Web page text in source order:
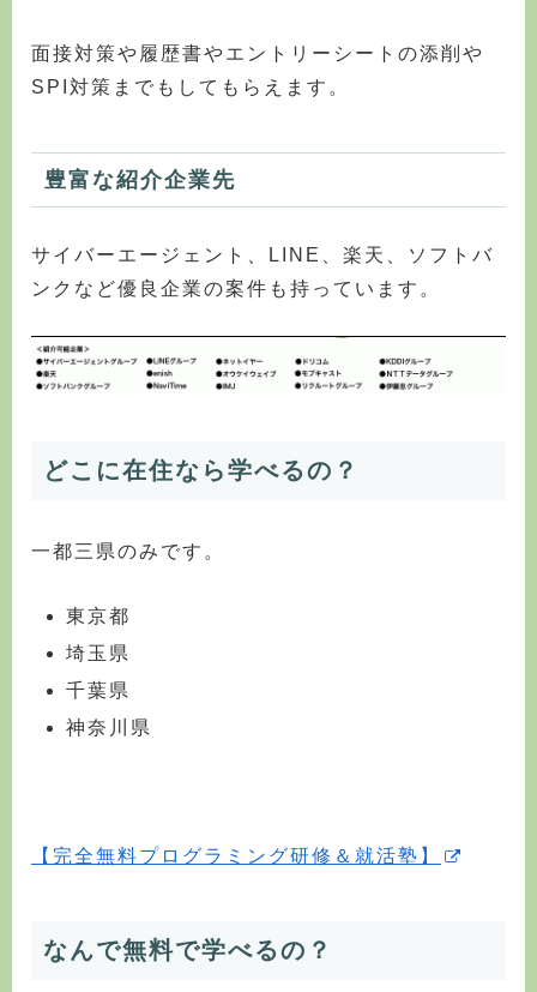
面接対策や履歴書やエントリーシートの添削や
SPI対策までもしてもらえます。
豊富な紹介企業先
サイバーエージェント、LINE、楽天、ソフトバ
ンクなど優良企業の案件も持っています。
どこに在住なら学べるの？
一都三県のみです。
東京都
埼玉県
千葉県
神奈川県
【完全無料プログラミング研修＆就活塾】
なんで無料で学べるの？